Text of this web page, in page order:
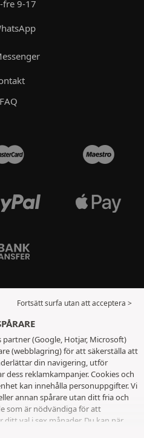
fre 9-17
FAQ
Fortsätt surfa utan att acceptera >
partner (Google, Hotjar, Microsoft)
(webblagring) för att säkerställa att
din navigering, utför
reklamkampanjer. Cookies och
kan innehålla personuppgifter. Vi
annan spårare utan ditt fria och
som är nödvändiga för att
val i sex månader. Du kan när